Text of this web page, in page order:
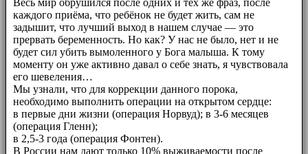
Весь мир обрушился после одних и тех же фраз, после
каждого приёма, что ребёнок не будет жить, сам не
задышит, что лучший выход в нашем случае — это
прервать беременность. Но как? У нас не было, нет и не
будет сил убить вымоленного у Бога малыша. К тому
моменту он уже активно давал о себе знать, я чувствовала
его шевеления…
Мы узнали, что для коррекции данного порока,
необходимо выполнить операции на открытом сердце:
в первые дни жизни (операция Норвуд); в 3-6 месяцев
(операция Гленн);
в 2,5-3 года (операция Фонтен).
В России нам дают только 10% выживаемости после